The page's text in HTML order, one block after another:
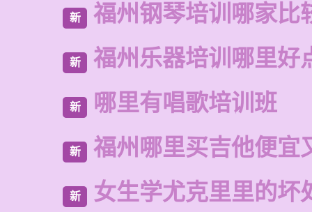
新 福州钢琴培训哪家比
新 福州乐器培训哪里好
新 哪里有唱歌培训班
新 福州哪里买吉他便宜
新 女生学尤克里里的坏